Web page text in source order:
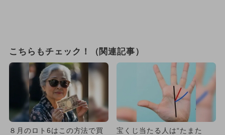
こちらもチェック！（関連記事）
８月のロト6はこの方法で買
宝くじ当たる人は“たまた